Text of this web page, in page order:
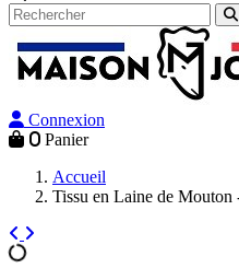
Connexion
0 Panier
Accueil
Tissu en Laine de Mouton